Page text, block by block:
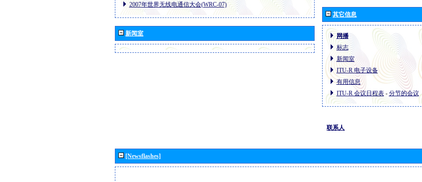
2007年世界无线电通信大会(WRC-07)
新闻室
其它信息
网播
标志
新闻室
ITU-R 电子设备
有用信息
ITU-R 会议日程表- 分节的会议
联系人
[Newsflashes]